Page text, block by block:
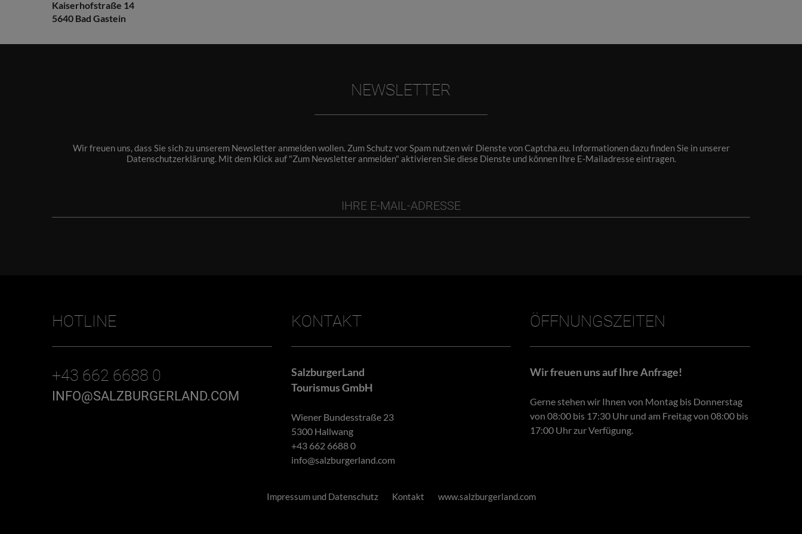
Kaiserhofstraße 14
5640 Bad Gastein
NEWSLETTER
Wir freuen uns, dass Sie sich zu unserem Newsletter anmelden wollen. Zum Schutz vor Spam nutzen wir Dienste von Captcha.eu. Informationen dazu finden Sie in unserer
Datenschutzerklärung. Mit dem Klick auf "Zum Newsletter anmelden" aktivieren Sie diese Dienste und können Ihre E-Mailadresse eintragen.
HOTLINE
+43 662 6688 0
INFO@SALZBURGERLAND.COM
KONTAKT
SalzburgerLand
Tourismus GmbH
Wiener Bundesstraße 23
5300 Hallwang
+43 662 6688 0
info@salzburgerland.com
ÖFFNUNGSZEITEN
Wir freuen uns auf Ihre Anfrage!
Gerne stehen wir Ihnen von Montag bis Donnerstag
von 08:00 bis 17:30 Uhr und am Freitag von 08:00 bis
17:00 Uhr zur Verfügung.
Impressum und Datenschutz Kontakt www.salzburgerland.com